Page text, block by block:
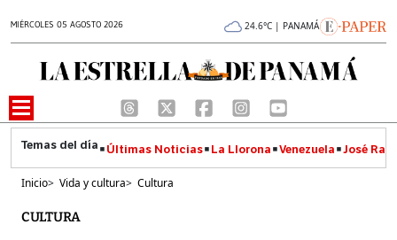
MIÉRCOLES 05 AGOSTO 2026 24.6°C | PANAMÁ
Últimas Noticias La Llorona Venezuela José
Inicio> Vida y cultura> Cultura
CULTURA